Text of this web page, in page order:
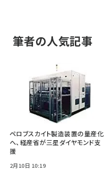
筆者の人気記事
ペロブスカイト製造装置の量産化
へ、経産省が三星ダイヤモンド支
援
2月10日 10:19